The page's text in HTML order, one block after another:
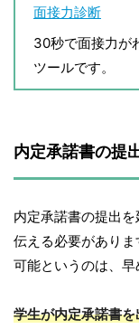
面接力診断
30秒で面接力が
ツールです。
内定承諾書の提
内定承諾書の提出
伝える必要があり
可能というのは、早
学生が内定承諾書